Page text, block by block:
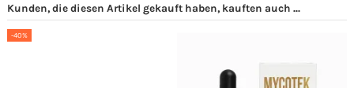
Kunden, die diesen Artikel gekauft haben, kauften auch ...
-40%